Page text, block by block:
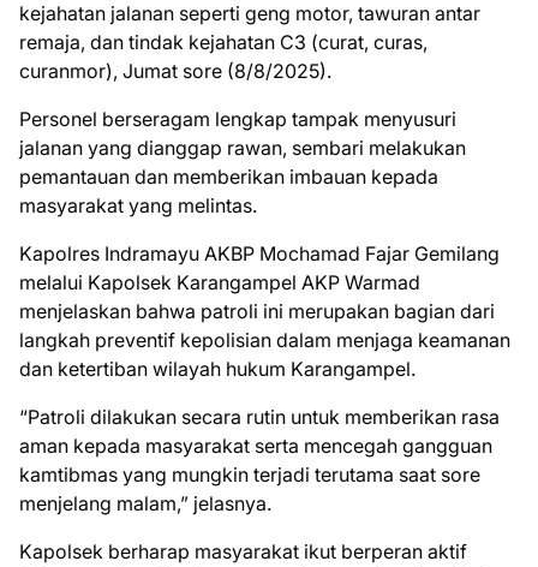
kejahatan jalanan seperti geng motor, tawuran antar
remaja, dan tindak kejahatan C3 (curat, curas,
curanmor), Jumat sore (8/8/2025).
Personel berseragam lengkap tampak menyusuri
jalanan yang dianggap rawan, sembari melakukan
pemantauan dan memberikan imbauan kepada
masyarakat yang melintas.
Kapolres Indramayu AKBP Mochamad Fajar Gemilang
melalui Kapolsek Karangampel AKP Warmad
menjelaskan bahwa patroli ini merupakan bagian dari
langkah preventif kepolisian dalam menjaga keamanan
dan ketertiban wilayah hukum Karangampel.
“Patroli dilakukan secara rutin untuk memberikan rasa
aman kepada masyarakat serta mencegah gangguan
kamtibmas yang mungkin terjadi terutama saat sore
menjelang malam,” jelasnya.
Kapolsek berharap masyarakat ikut berperan aktif